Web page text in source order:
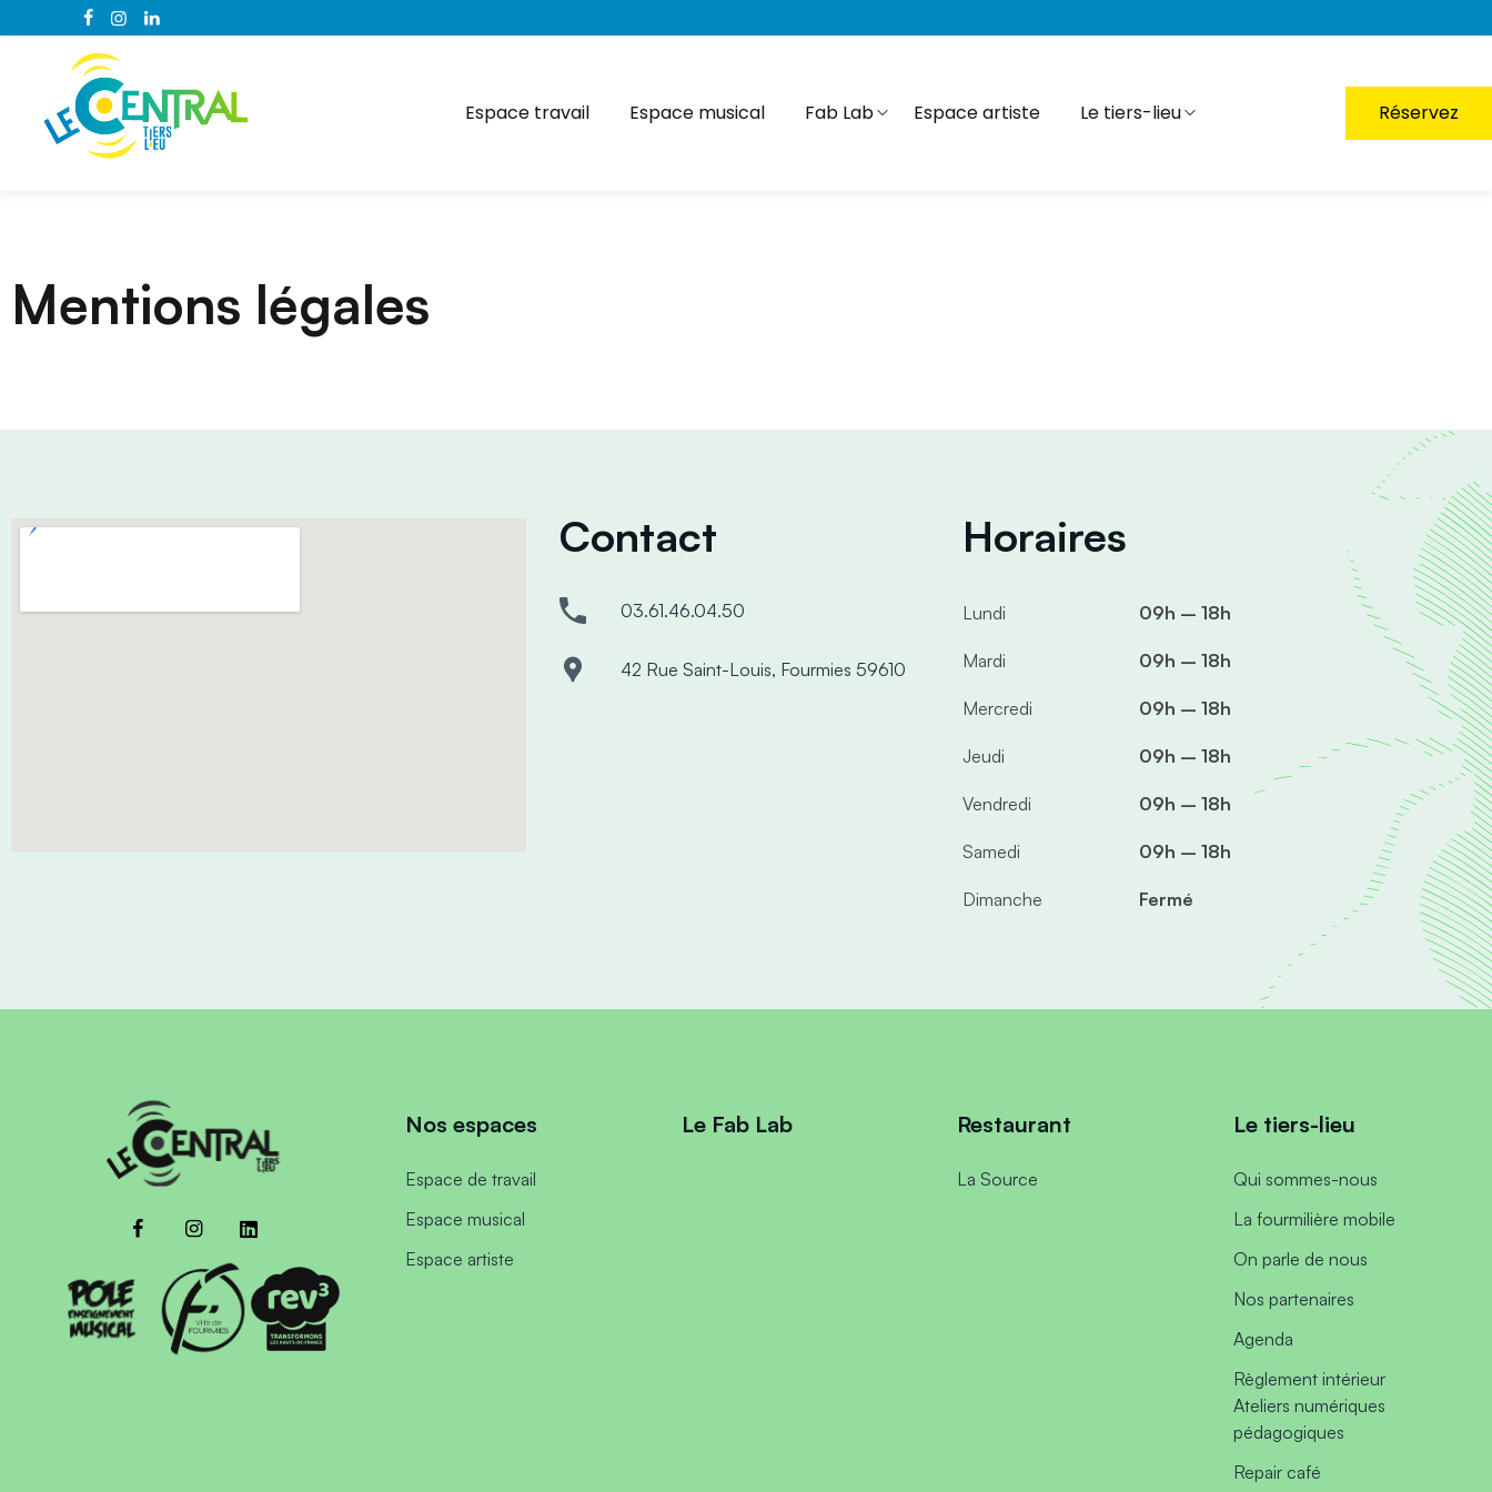
Espace travail Espace musical Fab Lab Espace artiste Le tiers-lieu Réservez
Mentions légales
Contact
03.61.46.04.50
42 Rue Saint-Louis, Fourmies 59610
Horaires
Lundi 09h – 18h
Mardi 09h – 18h
Mercredi 09h – 18h
Jeudi 09h – 18h
Vendredi 09h – 18h
Samedi 09h – 18h
Dimanche Fermé
Nos espaces
Espace de travail
Espace musical
Espace artiste
Le Fab Lab Restaurant
La Source
Le tiers-lieu
Qui sommes-nous
La fourmilière mobile
On parle de nous
Nos partenaires
Agenda
Règlement intérieur
Ateliers numériques
pédagogiques
Repair café